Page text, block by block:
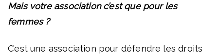
Mais votre association c’est que pour les
femmes ?
C’est une association pour défendre les droits